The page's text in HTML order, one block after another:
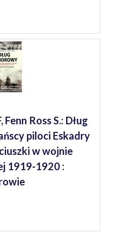
Ross S.: Dług
piloci Eskadry
w wojnie
1919-1920 :